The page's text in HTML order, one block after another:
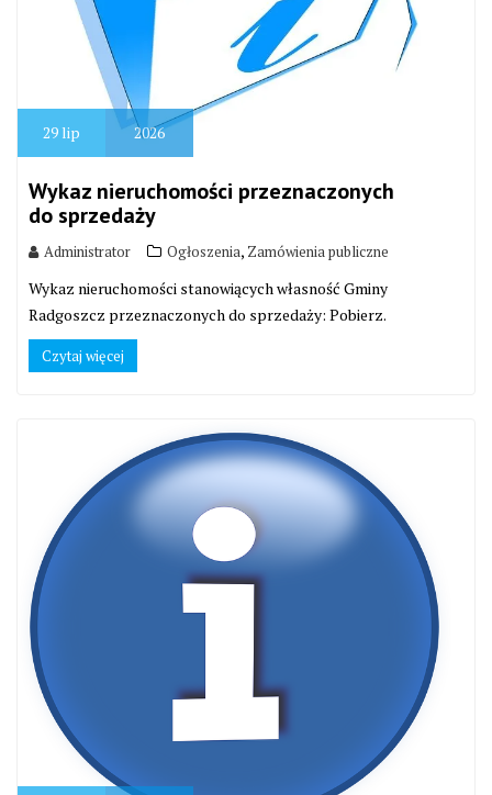
29lip 2026
Wykaz nieruchomości przeznaczonych
do sprzedaży
Administrator Ogłoszenia, Zamówienia publiczne
Wykaz nieruchomości stanowiących własność Gminy
Radgoszcz przeznaczonych do sprzedaży: Pobierz.
Czytaj więcej